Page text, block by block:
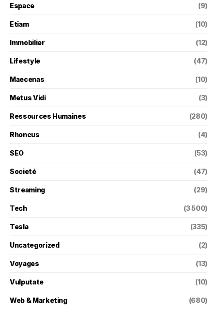
Espace (9)
Etiam (10)
Immobilier (12)
Lifestyle (47)
Maecenas (10)
Metus Vidi (3)
Ressources Humaines (280)
Rhoncus (4)
SEO (53)
Societé (47)
Streaming (29)
Tech (3 500)
Tesla (335)
Uncategorized (2)
Voyages (13)
Vulputate (10)
Web & Marketing (680)